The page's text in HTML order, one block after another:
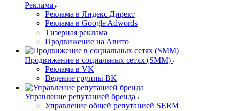
Реклама
Реклама в Яндекс Директ
Реклама в Google Adwords
Тизерная реклама
Продвижение на Авито
Продвижение в социальных сетях (SMM)
Реклама в VK
Ведение группы ВК
Управление репутацией бренда
Управление общей репутацией SERM